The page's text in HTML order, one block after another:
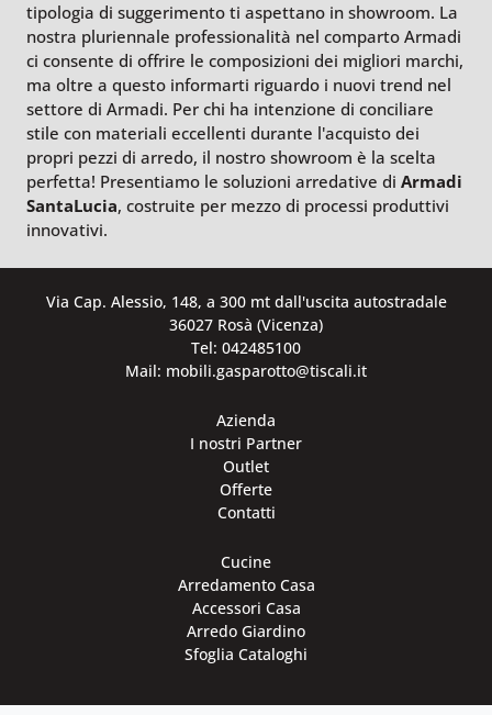
tipologia di suggerimento ti aspettano in showroom. La
nostra pluriennale professionalità nel comparto Armadi
ci consente di offrire le composizioni dei migliori marchi,
ma oltre a questo informarti riguardo i nuovi trend nel
settore di Armadi. Per chi ha intenzione di conciliare
stile con materiali eccellenti durante l'acquisto dei
propri pezzi di arredo, il nostro showroom è la scelta
perfetta! Presentiamo le soluzioni arredative di Armadi
SantaLucia, costruite per mezzo di processi produttivi
innovativi.
Via Cap. Alessio, 148, a 300 mt dall'uscita autostradale
36027 Rosà (Vicenza)
Tel: 042485100
Mail: mobili.gasparotto@tiscali.it
Azienda
I nostri Partner
Outlet
Offerte
Contatti
Cucine
Arredamento Casa
Accessori Casa
Arredo Giardino
Sfoglia Cataloghi